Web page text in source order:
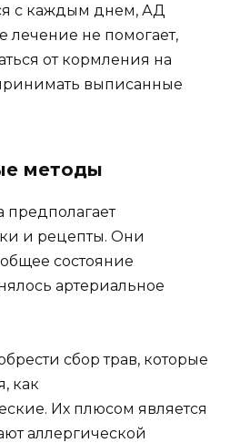
с каждым днем, АД
лечение не помогает,
от кормления на
выписанные
методы
и рецепты. Они
состояние
артериальное
сбор трав, которые
как
Их плюсом является
аллергической